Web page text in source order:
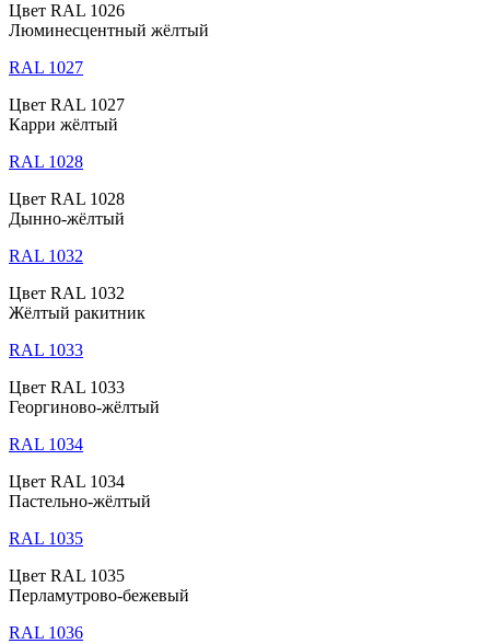
Цвет RAL 1026
Люминесцентный жёлтый
RAL 1027
Цвет RAL 1027
Карри жёлтый
RAL 1028
Цвет RAL 1028
Дынно-жёлтый
RAL 1032
Цвет RAL 1032
Жёлтый ракитник
RAL 1033
Цвет RAL 1033
Георгиново-жёлтый
RAL 1034
Цвет RAL 1034
Пастельно-жёлтый
RAL 1035
Цвет RAL 1035
Перламутрово-бежевый
RAL 1036